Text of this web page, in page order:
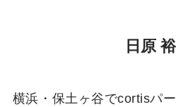
日原
横浜・保土ヶ谷でcortisパ